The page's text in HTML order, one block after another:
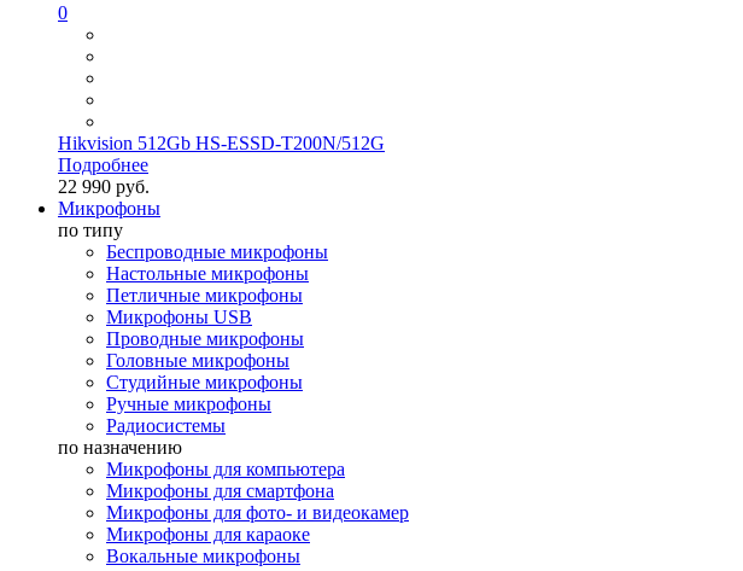
0
Hikvision 512Gb HS-ESSD-T200N/512G
Подробнее
22 990 руб.
Микрофоны
по типу
Беспроводные микрофоны
Настольные микрофоны
Петличные микрофоны
Микрофоны USB
Проводные микрофоны
Головные микрофоны
Студийные микрофоны
Ручные микрофоны
Радиосистемы
по назначению
Микрофоны для компьютера
Микрофоны для смартфона
Микрофоны для фото- и видеокамер
Микрофоны для караоке
Вокальные микрофоны